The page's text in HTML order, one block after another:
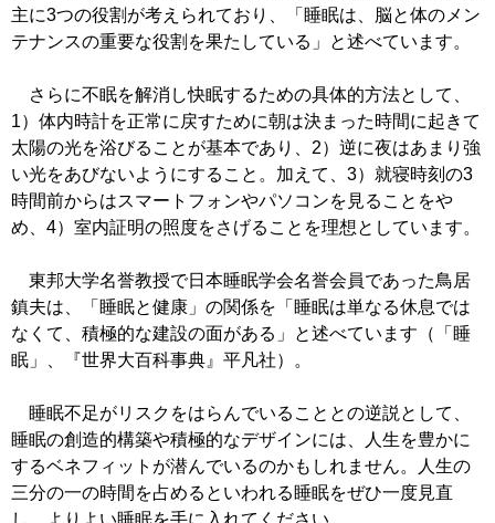
主に3つの役割が考えられており、「睡眠は、脳と体のメン
テナンスの重要な役割を果たしている」と述べています。
さらに不眠を解消し快眠するための具体的方法として、
1）体内時計を正常に戻すために朝は決まった時間に起きて
太陽の光を浴びることが基本であり、2）逆に夜はあまり強
い光をあびないようにすること。加えて、3）就寝時刻の3
時間前からはスマートフォンやパソコンを見ることをや
め、4）室内証明の照度をさげることを理想としています。
東邦大学名誉教授で日本睡眠学会名誉会員であった鳥居
鎮夫は、「睡眠と健康」の関係を「睡眠は単なる休息では
なくて、積極的な建設の面がある」と述べています（「睡
眠」、『世界大百科事典』平凡社）。
睡眠不足がリスクをはらんでいることとの逆説として、
睡眠の創造的構築や積極的なデザインには、人生を豊かに
するベネフィットが潜んでいるのかもしれません。人生の
三分の一の時間を占めるといわれる睡眠をぜひ一度見直